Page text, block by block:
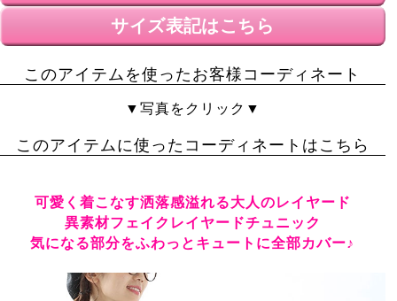
サイズ表記はこちら
このアイテムを使ったお客様コーディネート
▼写真をクリック▼
このアイテムに使ったコーディネートはこちら
可愛く着こなす洒落感溢れる大人のレイヤード
異素材フェイクレイヤードチュニック
気になる部分をふわっとキュートに全部カバー♪